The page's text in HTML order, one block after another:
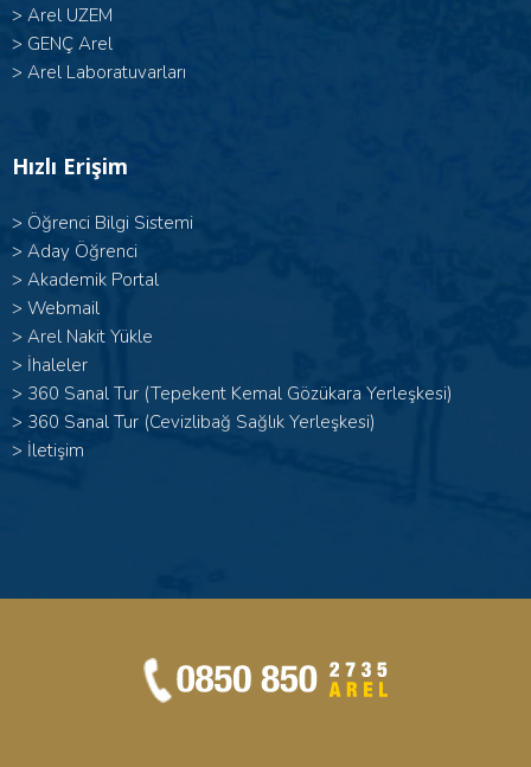
> Arel UZEM
> GENÇ Arel
> Arel Laboratuvarları
Hızlı Erişim
> Öğrenci Bilgi Sistemi
> Aday Öğrenci
> Akademik Portal
> Webmail
> Arel Nakit Yükle
> İhaleler
> 360 Sanal Tur (Tepekent Kemal Gözükara Yerleşkesi)
> 360 Sanal Tur (Cevizlibağ Sağlık Yerleşkesi)
> İletişim